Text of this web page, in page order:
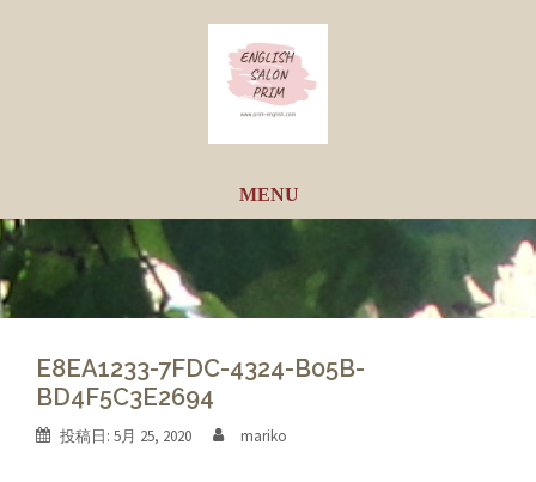
ッ
プ
E8EA1233-7FDC-4324-B05B-
BD4F5C3E2694
投稿日: 5月 25, 2020 mariko